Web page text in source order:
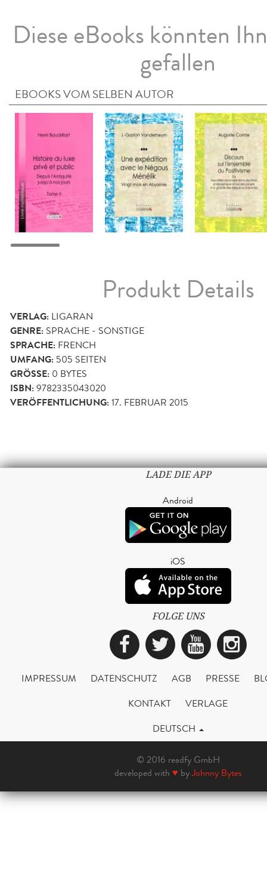
Diese eBooks könnten
gefallen
EBOOKS VOM SELBEN AUTOR
Produkt Details
VERLAG: LIGARAN
GENRE: SPRACHE - SONSTIGE
SPRACHE: FRENCH
UMFANG: 505 SEITEN
GRÖSSE: 0 BYTES
ISBN:9782335043020
VERÖFFENTLICHUNG:17. FEBRUAR 2015
LADE DIE APP
Android
iOS
FOLGE UNS
Facebook
Twitter
IMPRESSUM DATENSCHUTZ AGB PRESSE
KONTAKT
VERLAGE
DEUTSCH
© 2016 readfy GmbH
developed with ♥ byJohnny Bytes